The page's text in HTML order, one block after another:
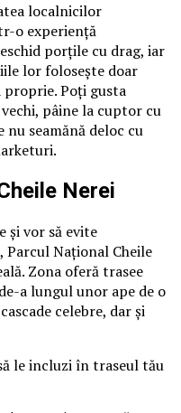
localnicilor
o experiență
porțile cu drag, iar
lor folosește doar
Poți gusta
pâine la cuptor cu
seamănă deloc cu
Nerei
și vor să evite
Parcul Național Cheile
Zona oferă trasee
a lungul unor ape de o
celebre, dar și
le incluzi în traseul tău